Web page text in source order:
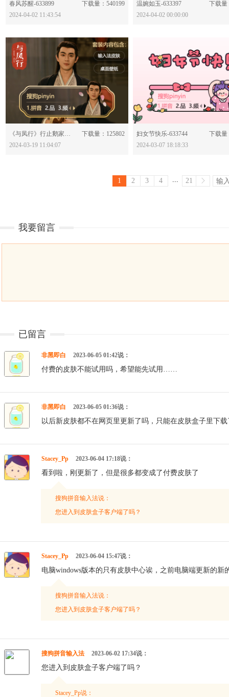
分享：
春风苏醒-633899
下载量：540199
2024-04-02 11:43:54
分享：
温婉如玉-633397
下载量
2024-04-02 00:00:00
分享：
《与凤行》行止鹅家皮肤-633829
下载量：125802
2024-03-19 11:04:07
分享：
妇女节快乐-633744
下载量
2024-03-07 18:18:33
1 2 3 4 ... 21
我要留言
已留言
非黑即白 2023-06-05 01:42说：
付费的皮肤不能试用吗，希望能先试用……
非黑即白 2023-06-05 01:36说：
以后新皮肤都不在网页里更新了吗，只能在皮肤盒子里下
Stacey_Pp 2023-06-04 17:18说：
看到啦，刚更新了，但是很多都变成了付费皮肤了
搜狗拼音输入法说：
您进入到皮肤盒子客户端了吗？
Stacey_Pp 2023-06-04 15:47说：
电脑windows版本的只有皮肤中心诶，之前电脑端更新的新
搜狗拼音输入法说：
您进入到皮肤盒子客户端了吗？
搜狗拼音输入法 2023-06-02 17:34说：
您进入到皮肤盒子客户端了吗？
Stacey_Pp说：